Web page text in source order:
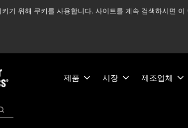
기 위해 쿠키를 사용합니다. 사이트를 계속 검색하시면
중동 지역 상황을 지속적으로 주시하고 있으며
제품 시장 제조업체
검색